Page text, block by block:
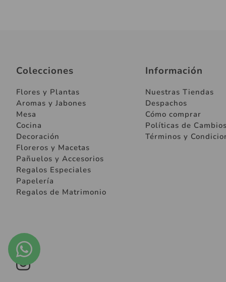
Colecciones
Flores y Plantas
Aromas y Jabones
Mesa
Cocina
Decoración
Floreros y Macetas
Pañuelos y Accesorios
Regalos Especiales
Papelería
Regalos de Matrimonio
Información
Nuestras Tiendas
Despachos
Cómo comprar
Políticas de
Términos y